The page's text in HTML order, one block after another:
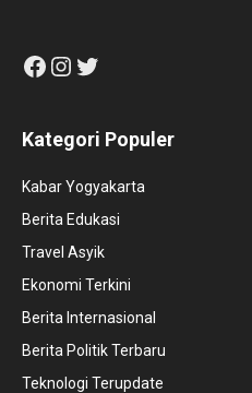
Facebook
Instagram
Twitter
Kategori Populer
Kabar Yogyakarta
Berita Edukasi
Travel Asyik
Ekonomi Terkini
Berita Internasional
Berita Politik Terbaru
Teknologi Terupdate